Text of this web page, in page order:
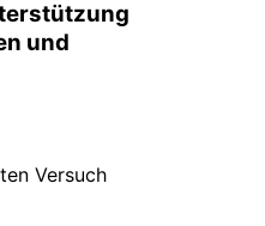
und
Versuch